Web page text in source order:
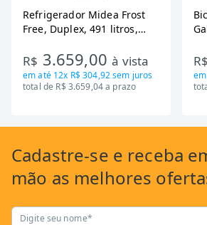
Refrigerador Midea Frost
Free, Duplex, 491 litros,
RT650EVK463)
R$ 3.659,00à vista
em até 12x R$ 304,92sem juros
total de R$ 3.659,04 a prazo
R$
Cadastre-se e receba
mão as melhores
Digite seu nome*